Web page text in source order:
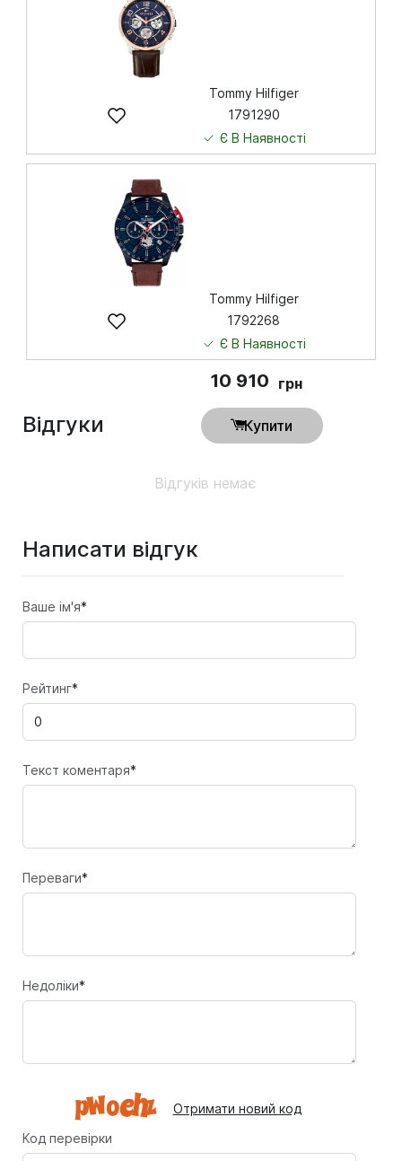
Tommy Hilfiger
1791290
Є В Наявності
Tommy Hilfiger
1792268
Є В Наявності
10 910 грн
Купити
Відгуки
Відгуків немає
Написати відгук
Ваше ім'я*
Рейтинг*
Текст коментаря*
Переваги*
Недоліки*
Отримати новий код
Код перевірки